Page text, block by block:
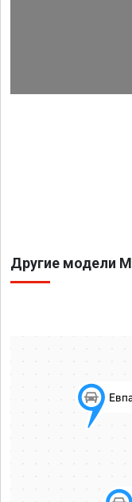
Другие модели